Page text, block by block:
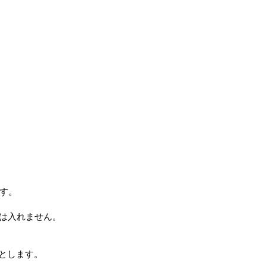
。
入れません。
します。